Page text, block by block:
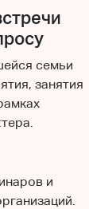
семьи
занятия
и